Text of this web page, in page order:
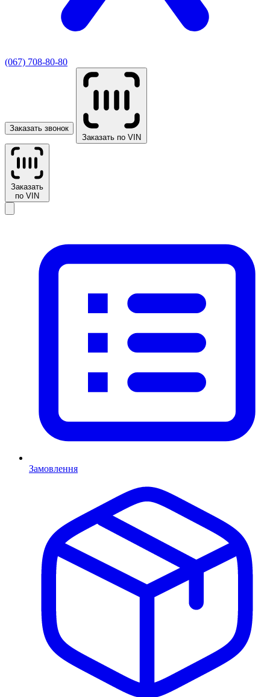
(067) 708-80-80
Заказать звонок
Заказать по VIN
Заказать
по VIN
Замовлення